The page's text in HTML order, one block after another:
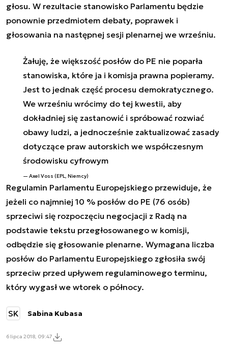
głosu. W rezultacie stanowisko Parlamentu będzie
ponownie przedmiotem debaty, poprawek i
głosowania na następnej sesji plenarnej we wrześniu.
Żałuję, że większość posłów do PE nie poparła
stanowiska, które ja i komisja prawna popieramy.
Jest to jednak część procesu demokratycznego.
We wrześniu wrócimy do tej kwestii, aby
dokładniej się zastanowić i spróbować rozwiać
obawy ludzi, a jednocześnie zaktualizować zasady
dotyczące praw autorskich we współczesnym
środowisku cyfrowym
Axel Voss (EPL, Niemcy)
Regulamin Parlamentu Europejskiego przewiduje, że
jeżeli co najmniej 10 % posłów do PE (76 osób)
sprzeciwi się rozpoczęciu negocjacji z Radą na
podstawie tekstu przegłosowanego w komisji,
odbędzie się głosowanie plenarne. Wymagana liczba
posłów do Parlamentu Europejskiego zgłosiła swój
sprzeciw przed upływem regulaminowego terminu,
który wygasł we wtorek o północy.
SK Sabina Kubasa
6 lipca 2018, 09:47